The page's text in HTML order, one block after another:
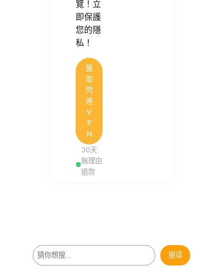
覽！立
即保護
您的隱
私！
獲
取
閃
連
V
P
N
30天
無理由
退款
搜
尋
搜尋